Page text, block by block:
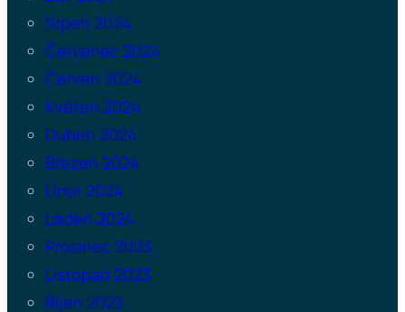
Srpen 2024
Červenec 2024
Červen 2024
Květen 2024
Duben 2024
Březen 2024
Únor 2024
Leden 2024
Prosinec 2023
Listopad 2023
Říjen 2023